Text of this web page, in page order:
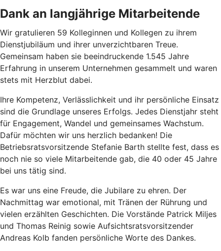
Dank an langjährige Mitarbeitende
Wir gratulieren 59 Kolleginnen und Kollegen zu ihrem
Dienstjubiläum und ihrer unverzichtbaren Treue.
Gemeinsam haben sie beeindruckende 1.545 Jahre
Erfahrung in unserem Unternehmen gesammelt und waren
stets mit Herzblut dabei.
Ihre Kompetenz, Verlässlichkeit und ihr persönliche Einsatz
sind die Grundlage unseres Erfolgs. Jedes Dienstjahr steht
für Engagement, Wandel und gemeinsames Wachstum.
Dafür möchten wir uns herzlich bedanken! Die
Betriebsratsvorsitzende Stefanie Barth stellte fest, dass es
noch nie so viele Mitarbeitende gab, die 40 oder 45 Jahre
bei uns tätig sind.
Es war uns eine Freude, die Jubilare zu ehren. Der
Nachmittag war emotional, mit Tränen der Rührung und
vielen erzählten Geschichten. Die Vorstände Patrick Miljes
und Thomas Reinig sowie Aufsichtsratsvorsitzender
Andreas Kolb fanden persönliche Worte des Dankes.